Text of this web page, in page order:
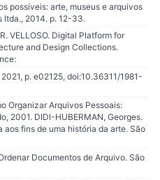
possíveis: arte, museus e arquivos
ltda., 2014. p. 12-33.
VELLOSO. Digital Platform for
and Design Collections.
p. e02125, doi:10.36311/1981-
Organizar Arquivos Pessoais:
2001. DIDI-HUBERMAN, Georges.
fins de uma história da arte. São
Documentos de Arquivo. São